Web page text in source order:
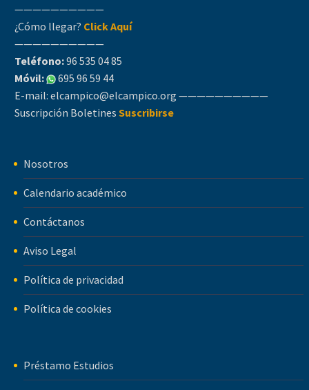
——————————
¿Cómo llegar? Click Aquí
——————————
Teléfono:96 535 04 85
Móvil:
695 96 59 44
E-mail: elcampico@elcampico.org ——————————
Suscripción Boletines Suscribirse
Nosotros
Calendario académico
Contáctanos
Aviso Legal
Política de privacidad
Política de cookies
Préstamo Estudios